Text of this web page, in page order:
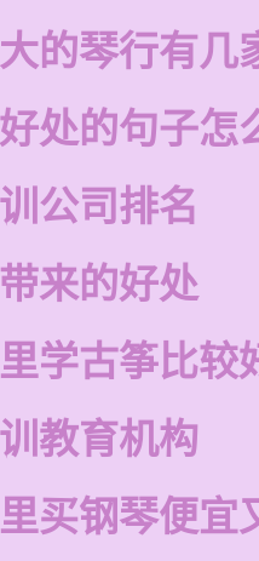
的琴行有几
处的句子怎
公司排名
来的好处
学古筝比较
教育机构
买钢琴便宜